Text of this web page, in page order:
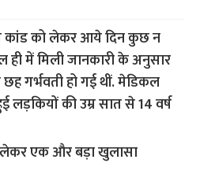
कांड को लेकर आये दिन कुछ न
में मिली जानकारी के अनुसार
गर्भवती हो गई थीं. मेडिकल
लड़कियों की उम्र सात से 14 वर्ष